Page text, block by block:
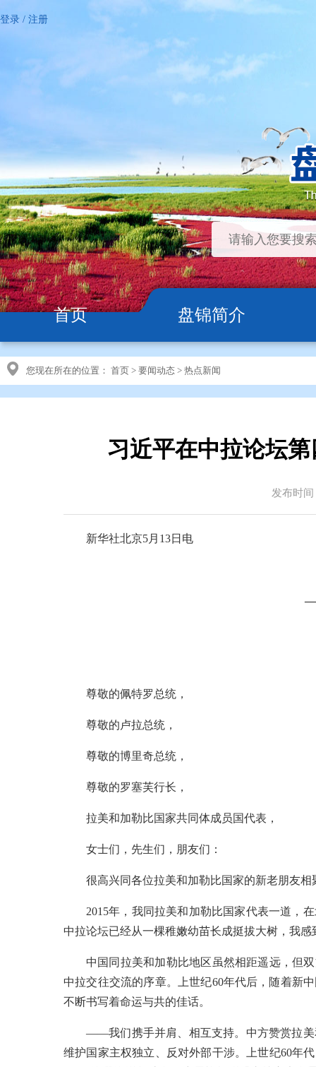
登录 / 注册
首页 盘锦简介
您现在所在的位置： 首页 > 要闻动态 > 热点新闻
习近平在中拉论坛
发布时间
新华社北京5月13日电
尊敬的佩特罗总统，
尊敬的卢拉总统，
尊敬的博里奇总统，
尊敬的罗塞芙行长，
拉美和加勒比国家共同体成员国代表，
女士们，先生们，朋友们：
很高兴同各位拉美和加勒比国家的新老朋友
2015年，我同拉美和加勒比国家代表一道，
中拉论坛已经从一棵稚嫩幼苗长成挺拔大树，我感
中国同拉美和加勒比地区虽然相距遥远，但
中拉交往交流的序章。上世纪60年代后，随着新
不断书写着命运与共的佳话。
——我们携手并肩、相互支持。中方赞赏拉美
维护国家主权独立、反对外部干涉。上世纪60年